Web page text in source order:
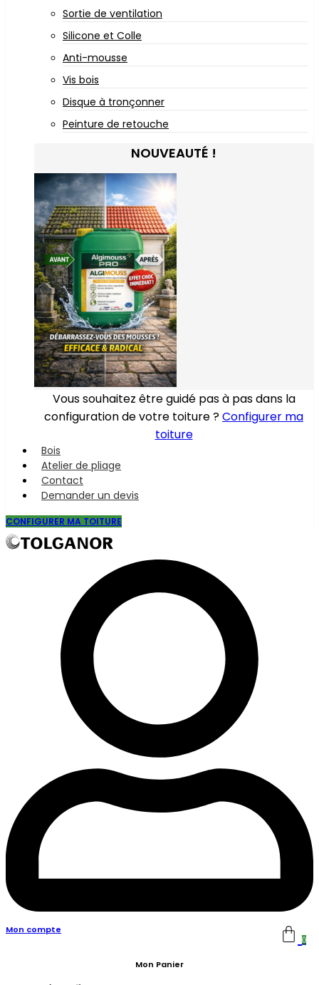
Sortie de ventilation
Silicone et Colle
Anti-mousse
Vis bois
Disque à tronçonner
Peinture de retouche
NOUVEAUTÉ !
Vous souhaitez être guidé pas à pas dans la
configuration de votre toiture ?Configurer ma
toiture
Bois
Atelier de pliage
Contact
Demander un devis
CONFIGURER MA TOITURE
Mon compte
0
Mon Panier